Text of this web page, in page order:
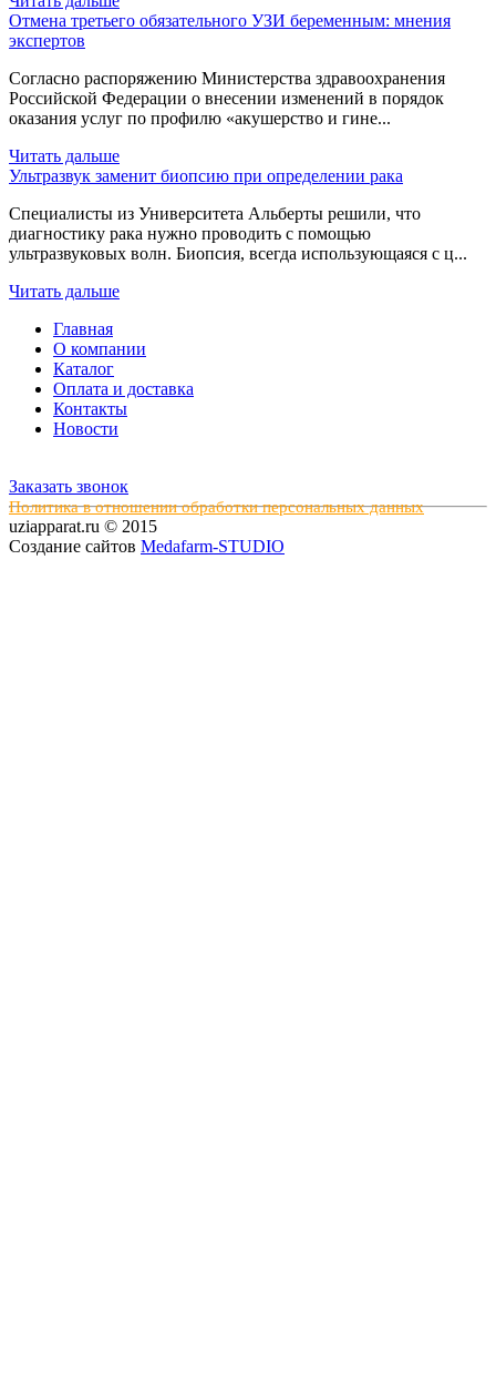
Отмена третьего обязательного УЗИ беременным: мнения
экспертов
Согласно распоряжению Министерства здравоохранения
Российской Федерации о внесении изменений в порядок
оказания услуг по профилю «акушерство и гине...
Читать дальше
Ультразвук заменит биопсию при определении рака
Специалисты из Университета Альберты решили, что
диагностику рака нужно проводить с помощью
ультразвуковых волн. Биопсия, всегда использующаяся с ц...
Читать дальше
Главная
О компании
Каталог
Оплата и доставка
Контакты
Новости
Заказать звонок
Политика в отношении обработки персональных данных
uziapparat.ru © 2015
Создание сайтов Medafarm-STUDIO